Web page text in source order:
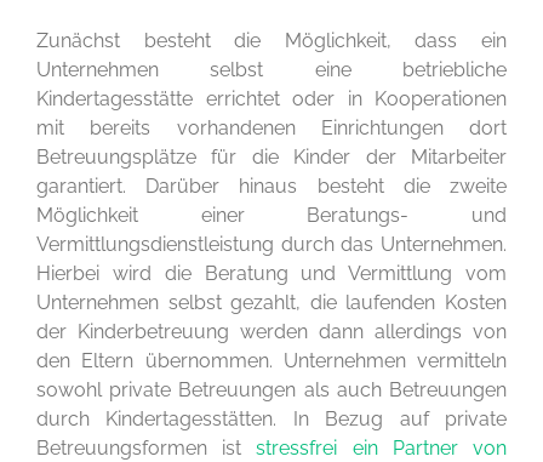
Zunächst besteht die Möglichkeit, dass ein
Unternehmen selbst eine betriebliche
Kindertagesstätte errichtet oder in Kooperationen
mit bereits vorhandenen Einrichtungen dort
Betreuungsplätze für die Kinder der Mitarbeiter
garantiert. Darüber hinaus besteht die zweite
Möglichkeit einer Beratungs- und
Vermittlungsdienstleistung durch das Unternehmen.
Hierbei wird die Beratung und Vermittlung vom
Unternehmen selbst gezahlt, die laufenden Kosten
der Kinderbetreuung werden dann allerdings von
den Eltern übernommen. Unternehmen vermitteln
sowohl private Betreuungen als auch Betreuungen
durch Kindertagesstätten. In Bezug auf private
Betreuungsformen iststressfrei ein Partner von